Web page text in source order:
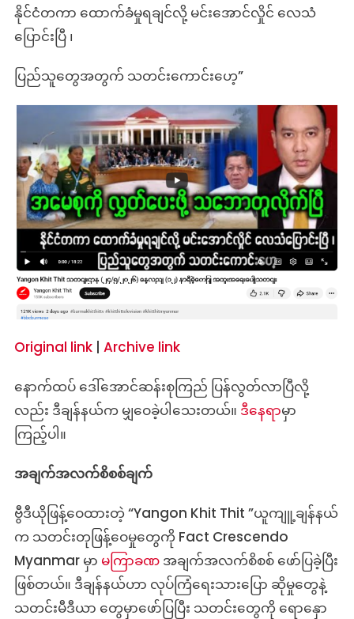
နိုင်ငံတကာ ထောက်ခံမှုရချင်လို့ မင်းအောင်လှိုင် လေသံ
ပြောင်းပြီ ၊
ပြည်သူတွေအတွက် သတင်းကောင်းဟေ့”
Original link| Archive link
နောက်ထပ် ဒေါ်အောင်ဆန်းစုကြည် ပြန်လွတ်လာပြီလို့
လည်း ဒီချန်နယ်က မျှဝေခဲ့ပါသေးတယ်။ ဒီနေရာမှာ
ကြည့်ပါ။
အချက်အလက်စိစစ်ချက်
ဗွီဒီယိုဖြန့်ဝေထားတဲ့ “Yangon Khit Thit ”ယူကျူ့ချန်နယ်
က သတင်းတုဖြန့်ဝေမှုတွေကို Fact Crescendo
Myanmar မှာ မကြာခဏအချက်အလက်စိစစ် ဖော်ပြခဲ့ပြီး
ဖြစ်တယ်။ ဒီချန်နယ်ဟာ လုပ်ကြံရေးသားပြော ဆိုမှုတွေနဲ့
သတင်းမီဒီယာ တွေမှာဖော်ပြပြီး သတင်းတွေကို ရောနှော